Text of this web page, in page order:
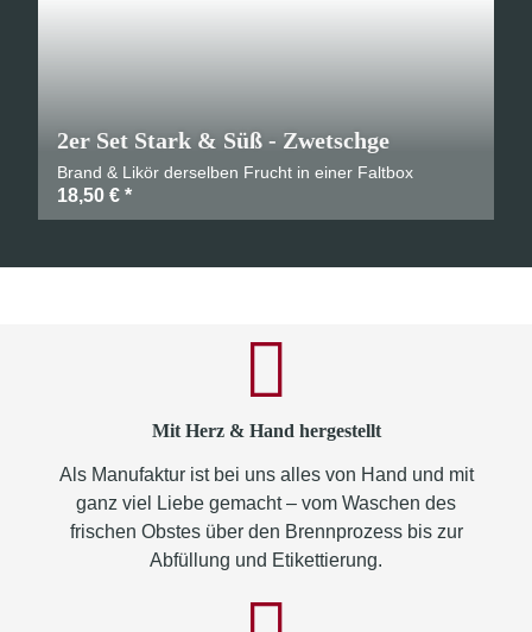
2er Set Stark & Süß - Zwetschge
Brand & Likör derselben Frucht in einer Faltbox
18,50 € *
Mit Herz & Hand hergestellt
Als Manufaktur ist bei uns alles von Hand und mit
ganz viel Liebe gemacht – vom Waschen des
frischen Obstes über den Brennprozess bis zur
Abfüllung und Etikettierung.